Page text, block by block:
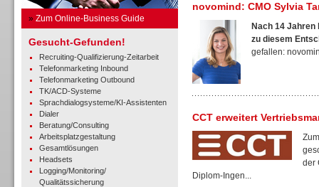
» Zum Online-Business Guide
Gesucht-Gefunden!
Recruiting-Qualifizierung-Zeitarbeit
Telefonmarketing Inbound
Telefonmarketing Outbound
TK/ACD-Systeme
Sprachdialogsysteme/KI-Assistenten
Dialer
Beratung/Consulting
Arbeitsplatzgestaltung
Gesamtlösungen
Headsets
Logging/Monitoring/
Qualitätssicherung
novomind: CMO Sylvia
Nach 14
zu diesem
gefallen:
CCT erweitert
der
Diplom-Ingen...